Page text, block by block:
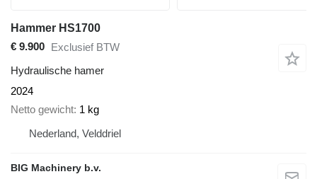
Hammer HS1700
€ 9.900 Exclusief BTW
Hydraulische hamer
2024
Netto gewicht 1 kg
Nederland, Velddriel
BIG Machinery b.v.